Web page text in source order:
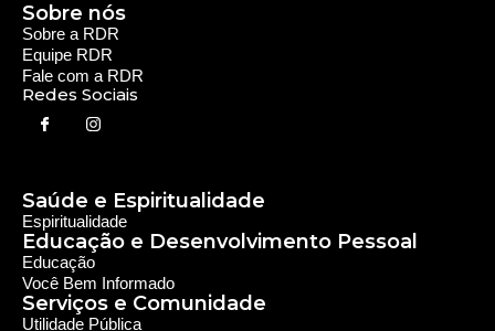
Sobre a RDR
Equipe RDR
Fale com a RDR
Redes Sociais
Sobre nós
Saúde e Espiritualidade
Espiritualidade
Educação e Desenvolvimento Pessoal
Educação
Você Bem Informado
Serviços e Comunidade
Utilidade Pública